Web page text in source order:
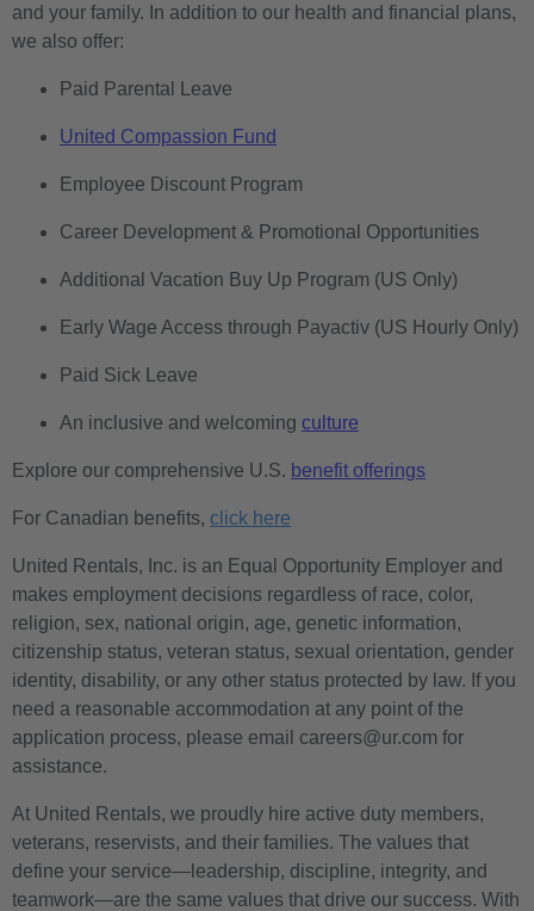
and your family. In addition to our health and financial plans,
we also offer:
Paid Parental Leave
United Compassion Fund
Employee Discount Program
Career Development & Promotional Opportunities
Additional Vacation Buy Up Program (US Only)
Early Wage Access through Payactiv (US Hourly Only)
Paid Sick Leave
An inclusive and welcoming culture
Explore our comprehensive U.S. benefit offerings
For Canadian benefits, click here
United Rentals, Inc. is an Equal Opportunity Employer and
makes employment decisions regardless of race, color,
religion, sex, national origin, age, genetic information,
citizenship status, veteran status, sexual orientation, gender
identity, disability, or any other status protected by law. If you
need a reasonable accommodation at any point of the
application process, please email careers@ur.com for
assistance.
At United Rentals, we proudly hire active duty members,
veterans, reservists, and their families. The values that
define your service—leadership, discipline, integrity, and
teamwork—are the same values that drive our success. With